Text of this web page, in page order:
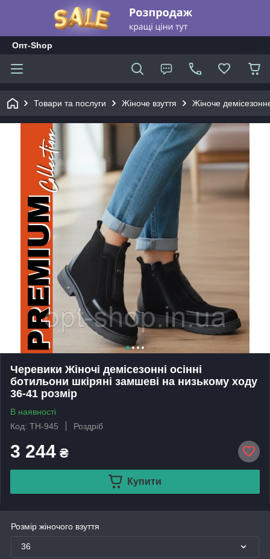
Опт-Shop
Товари та послуги Жіноче взуття Жіноче
Черевики Жіночі демісезонні осінні
ботильони шкіряні замшеві на низькому ходу
36-41 розмір
В наявності
Код: ТН-945
Роздріб
3 244 ₴
Купити
Розмір жіночого взуття
36